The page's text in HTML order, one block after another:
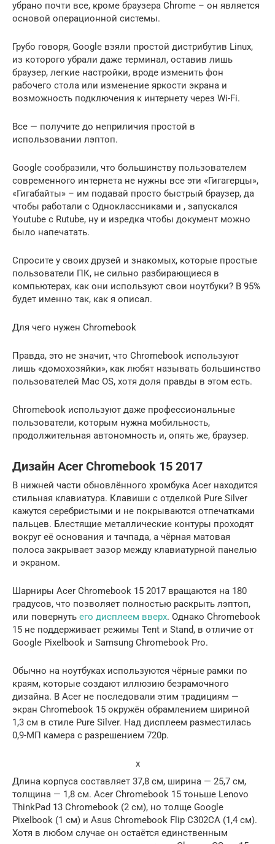
убрано почти все, кроме браузера Chrome – он является
основой операционной системы.
Грубо говоря, Google взяли простой дистрибутив Linux,
из которого убрали даже терминал, оставив лишь
браузер, легкие настройки, вроде изменить фон
рабочего стола или изменение яркости экрана и
возможность подключения к интернету через Wi-Fi.
Все — получите до неприличия простой в
использовании лэптоп.
Google сообразили, что большинству пользователем
современного интернета не нужны все эти «Гигагерцы»,
«Гигабайты» – им подавай просто быстрый браузер, да
чтобы работали с Одноклассниками и , запускался
Youtube с Rutube, ну и изредка чтобы документ можно
было напечатать.
Спросите у своих друзей и знакомых, которые простые
пользователи ПК, не сильно разбирающиеся в
компьютерах, как они используют свои ноутбуки? В 95%
будет именно так, как я описал.
Для чего нужен Chromebook
Правда, это не значит, что Chromebook используют
лишь «домохозяйки», как любят называть большинство
пользователей Mac OS, хотя доля правды в этом есть.
Chromebook используют даже профессиональные
пользователи, которым нужна мобильность,
продолжительная автономность и, опять же, браузер.
Дизайн Acer Chromebook 15 2017
В нижней части обновлённого хромбука Acer находится
стильная клавиатура. Клавиши с отделкой Pure Silver
кажутся серебристыми и не покрываются отпечатками
пальцев. Блестящие металлические контуры проходят
вокруг её основания и тачпада, а чёрная матовая
полоса закрывает зазор между клавиатурной панелью
и экраном.
Шарниры Acer Chromebook 15 2017 вращаются на 180
градусов, что позволяет полностью раскрыть лэптоп,
или повернуть его дисплеем вверх. Однако Chromebook
15 не поддерживает режимы Tent и Stand, в отличие от
Google Pixelbook и Samsung Chromebook Pro.
Обычно на ноутбуках используются чёрные рамки по
краям, которые создают иллюзию безрамочного
дизайна. В Acer не последовали этим традициям —
экран Chromebook 15 окружён обрамлением шириной
1,3 см в стиле Pure Silver. Над дисплеем разместилась
0,9-МП камера с разрешением 720p.
x
Длина корпуса составляет 37,8 см, ширина — 25,7 см,
толщина — 1,8 см. Acer Chromebook 15 тоньше Lenovo
ThinkPad 13 Chromebook (2 см), но толще Google
Pixelbook (1 см) и Asus Chromebook Flip C302CA (1,4 см).
Хотя в любом случае он остаётся единственным